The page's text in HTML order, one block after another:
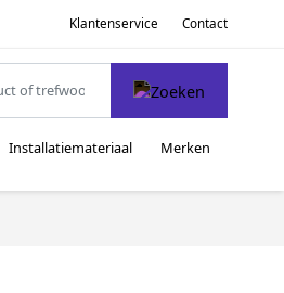
Klantenservice Contact
Installatiemateriaal Merken